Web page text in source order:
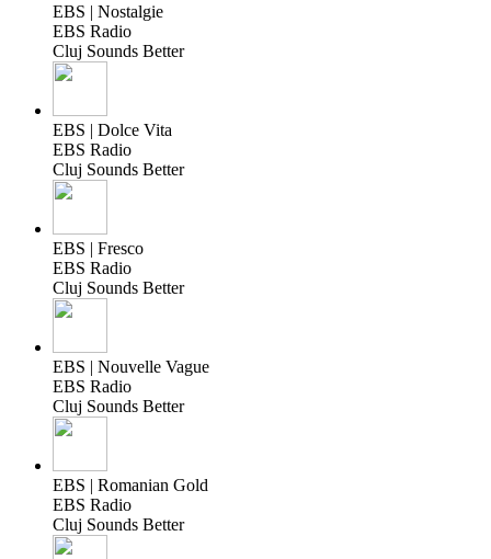
EBS | Nostalgie
EBS Radio
Cluj Sounds Better
EBS | Dolce Vita
EBS Radio
Cluj Sounds Better
EBS | Fresco
EBS Radio
Cluj Sounds Better
EBS | Nouvelle Vague
EBS Radio
Cluj Sounds Better
EBS | Romanian Gold
EBS Radio
Cluj Sounds Better